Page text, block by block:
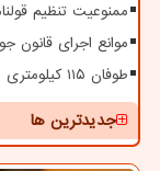
ممنوعیت تنظیم
موانع اجرای قانون
طوفان ۱۱۵ کیلومتری در سیستان
جدیدترین ها